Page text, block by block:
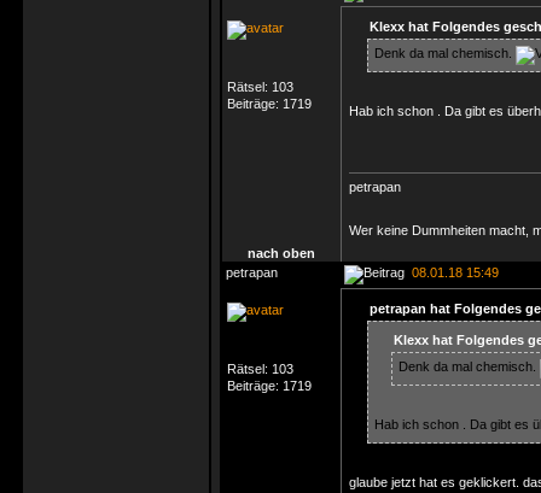
Rätsel: 103
Beiträge: 1719
Klexx hat Folgendes
Denk da mal chemisch.
Hab ich schon . Da gibt es
petrapan
Wer keine Dummheiten macht,
nach oben
petrapan
08.01.18 15:49
Rätsel: 103
Beiträge: 1719
petrapan hat Folgendes
Klexx hat Folgendes
Denk da mal chemisch.
Hab ich schon . Da gibt es
glaube jetzt hat es geklickert.